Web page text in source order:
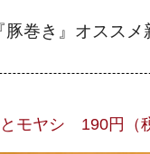
豚巻き』オススメ
モヤシ 190円（